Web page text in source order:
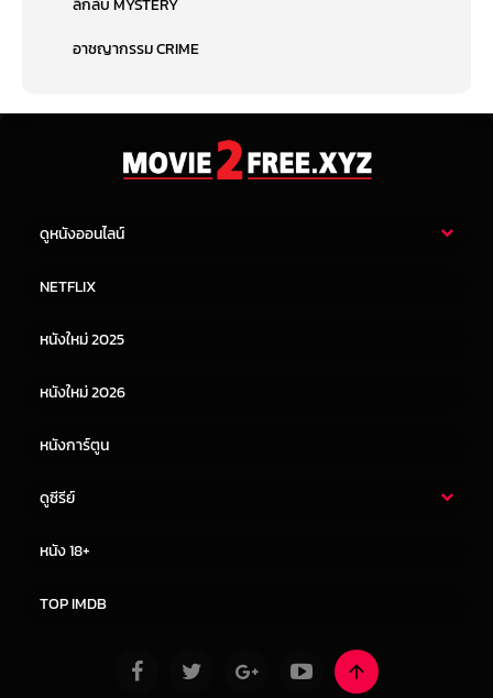
ลึกลับ MYSTERY
อาชญากรรม CRIME
ดูหนังออนไลน์
หนังจีน
NETFLIX
หนังใหม่ 2025
หนังใหม่ 2026
หนังการ์ตูน
ดูซีรีย์
หนัง 18+
TOP IMDB